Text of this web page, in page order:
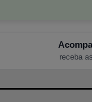
receba